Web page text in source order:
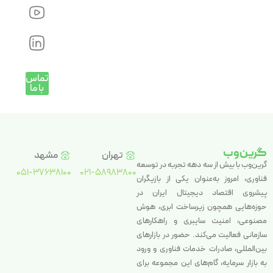
تماس
با ما
گرین‌وب
گرین‌وب با بیش از سه دهه تجربه در توسعه
فناوری، امروز به‌عنوان یکی از بازیگران
پیشروی اقتصاد دیجیتال ایران در
حوزه‌هایی همچون زیرساخت ابری، هوش
مصنوعی، امنیت سایبری و راهکارهای
سازمانی فعالیت می‌کند. حضور در بازارهای
بین‌المللی، صادرات خدمات فناوری و ورود
به بازار سرمایه، گام‌های این مجموعه برای
مشهد
051-37638100
تهران
021-58983800